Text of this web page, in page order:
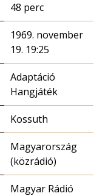
48 perc
1969. november
19. 19:25
Adaptáció
Hangjáték
Kossuth
Magyarország
(közrádió)
Magyar Rádió